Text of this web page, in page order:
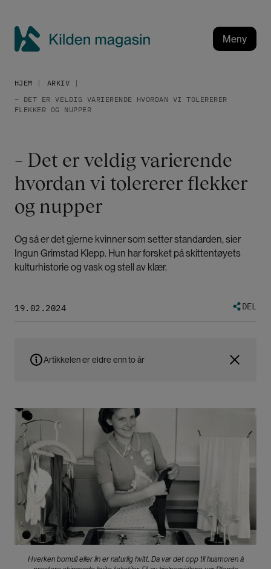
d
g
a
s
i
n
Meny
HJEM
ARKIV
– DET ER VELDIG VARIERENDE HVORDAN VI TOLERERER
FLEKKER OG NUPPER
– Det er veldig varierende
hvordan vi tolererer flekker
og nupper
Og så er det gjerne kvinner som setter standarden, sier
Ingun Grimstad Klepp. Hun har forsket på skittentøyets
kulturhistorie og vask og stell av klær.
19.02.2024 DEL
Artikkelen er eldre enn to år
Bilde
Hverken bomull eller lin er naturlig hvitt. Da var det opp til husmoren å